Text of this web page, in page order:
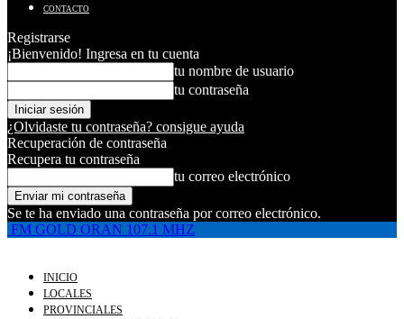
CONTACTO
Registrarse
¡Bienvenido! Ingresa en tu cuenta
tu nombre de usuario
tu contraseña
¿Olvidaste tu contraseña? consigue ayuda
Recuperación de contraseña
Recupera tu contraseña
tu correo electrónico
Se te ha enviado una contraseña por correo electrónico.
FM GOLD ORAN 107.1 MHZ
INICIO
LOCALES
PROVINCIALES